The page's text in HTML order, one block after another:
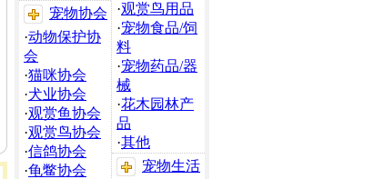
宠物协会
·动物保护协
会
·猫咪协会
·犬业协会
·观赏鱼协会
·观赏鸟协会
·信鸽协会
·龟鳖协会
·观赏鸟用品
·宠物食品/饲
料
·宠物药品/器
械
·花木园林产
品
·其他
宠物生活